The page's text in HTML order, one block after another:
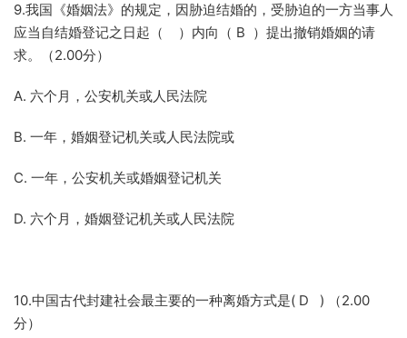
9.我国《婚姻法》的规定，因胁迫结婚的，受胁迫的一方当事人
应当自结婚登记之日起（ ）内向（ B ）提出撤销婚姻的请
求。（2.00分）
A. 六个月，公安机关或人民法院
B. 一年，婚姻登记机关或人民法院或
C. 一年，公安机关或婚姻登记机关
D. 六个月，婚姻登记机关或人民法院
10.中国古代封建社会最主要的一种离婚方式是( D ) （2.00
分）